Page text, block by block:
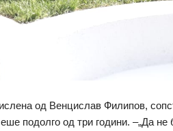
од Венцислав Филипов,
подолго од три години. –„Да